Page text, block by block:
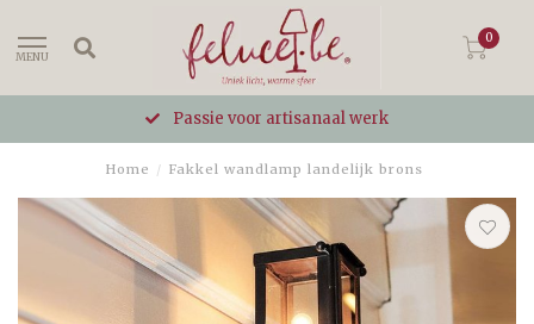
MENU
0
Passie voor artisanaal werk
Home / Fakkel wandlamp landelijk brons